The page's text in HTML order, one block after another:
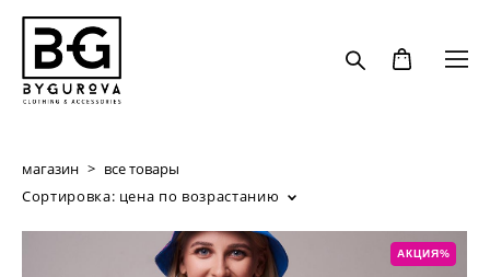
магазин > все товары
Сортировка: цена по возрастанию
АКЦИЯ%